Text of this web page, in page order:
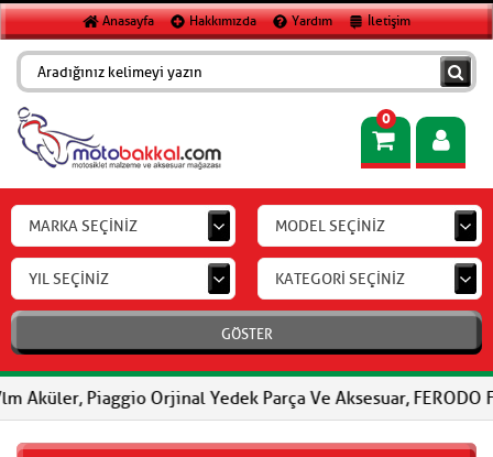
Anasayfa Hakkımızda Yardım İletişim
0
MARKA SEÇİNİZ MODEL SEÇİNİZ
YIL SEÇİNİZ KATEGORİ SEÇİNİZ
GÖSTER
Orjinal Yedek Parça Ve Aksesuar, FERODO Fren